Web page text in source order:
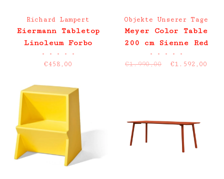
Richard Lampert
Eiermann Tabletop
Linoleum Forbo
• • • • •
€458,00
Objekte Unserer Tage
Meyer Color Table
200 cm Sienne Red
showroom item
• • • • •
€1.990,00 €1.592,00